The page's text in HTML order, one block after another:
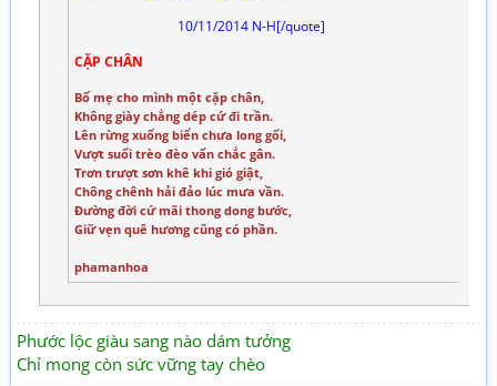
10/11/2014 N-H[/quote]
CẶP CHÂN
Bố mẹ cho mình một cặp chân,
Không giày chẳng dép cứ đi trần.
Lên rừng xuống biển chưa long gối,
Vượt suối trèo đèo vấn chắc gân.
Trơn trượt sơn khê khi gió giật,
Chông chênh hải đảo lúc mưa vần.
Đường đời cứ mãi thong dong bước,
Giữ vẹn quê hương cũng có phần.
phamanhoa
Phước lộc giàu sang nào dám tưởng
Chỉ mong còn sức vững tay chèo